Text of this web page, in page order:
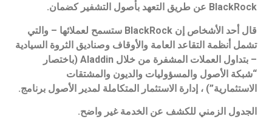
BlackRock عن طريق التعهد بأصول التشفير كضمان.
قال أحد الأشخاص إن BlackRock ستسمح لعملائها – والتي
تشمل أنظمة التقاعد العامة والأوقاف وصناديق الثروة السيادية
– بتداول العملات المشفرة من خلال Aladdin (باختصار
“شبكة الأصول والمسؤوليات والديون والمشتقات
الاستثمارية”) ، إدارة الاستثمار المتكاملة لمدير الأصول برنامج.
الجدول الزمني للكشف عن الخدمة غير واضح.